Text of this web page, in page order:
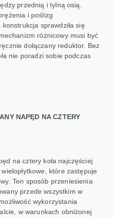
przednią i tylną osią.
i poślizg
sprawdziła się
różnicowy musi być
dołączany reduktor. Bez
nie poradzi sobie podczas
NAPĘD NA CZTERY
na cztery koła najczęściej
które zastępuje
Ten sposób przeniesienia
przede wszystkim w
wykorzystania
w warunkach obniżonej